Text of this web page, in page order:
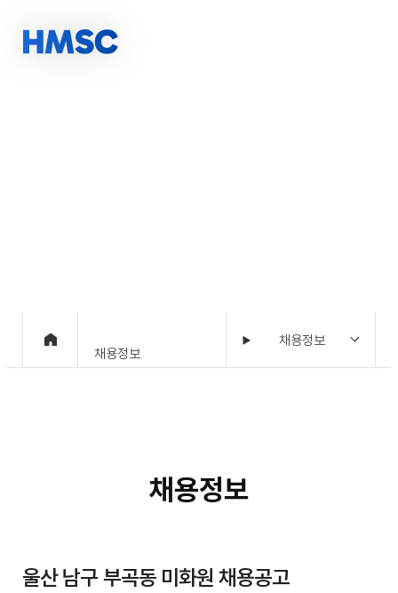
채용정보
채용정보
채용정보
울산 남구 부곡동 미화원 채용공고